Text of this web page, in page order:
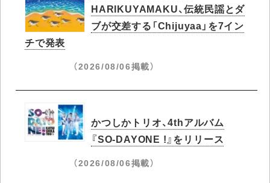
HARIKUYAMAKU、伝統民謡とダ
ブが交差する「Chijuyaa」を7イン
チで発表
（2026/08/06掲載）
かつしかトリオ、4thアルバム
『SO-DAYONE !』をリリース
（2026/08/06掲載）